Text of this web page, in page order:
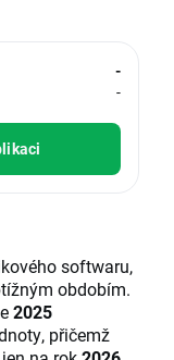
-
-
softwaru,
obdobím.
2025
přičemž